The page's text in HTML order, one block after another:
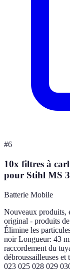
#6
10x filtres à
pour Stihl MS
Batterie Mobile
Nouveaux produits,
original - produits
Élimine les
noir Longueur: 43
raccordement du
débroussailleuses et
023 025 028 029